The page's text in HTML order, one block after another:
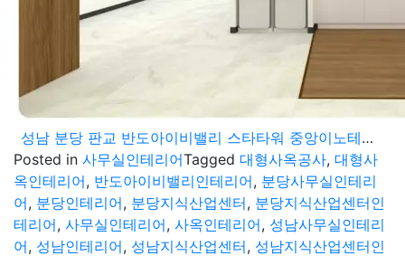
성남 분당 판교 반도아이비밸리 스타타워 중앙이노테크 지식산업센터 영화제작사 오피스 대형사옥 공사 프로젝트
Posted in 사무실인테리어Tagged 대형사옥공사, 대형사
옥인테리어, 반도아이비밸리인테리어, 분당사무실인테리
어, 분당인테리어, 분당지식산업센터, 분당지식산업센터인
테리어, 사무실인테리어, 사옥인테리어, 성남사무실인테리
어, 성남인테리어, 성남지식산업센터, 성남지식산업센터인